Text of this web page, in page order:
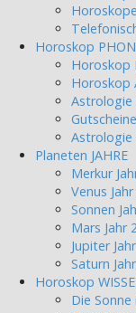
Horoskop
Horoskop
Horoskop
Astrologie
Astrologie
Planeten JAHRE
Merkur
Venus
Sonnen
Mars Jahr
Jupiter
Saturn
Horoskop
Die Sonne